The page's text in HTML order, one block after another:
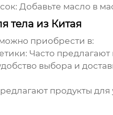
Добавьте масло в
тела из Китая
приобрести в:
Часто
выбора и
продукты для